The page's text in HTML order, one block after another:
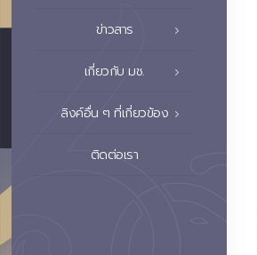
ข่าวสาร
เกี่ยวกับ มช.
ลิงค์อื่น ๆ ที่เกี่ยวข้อง
ติดต่อเรา